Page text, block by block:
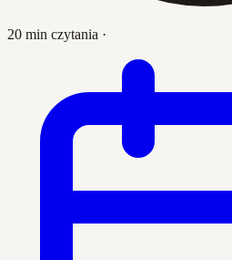
20 min czytania ·